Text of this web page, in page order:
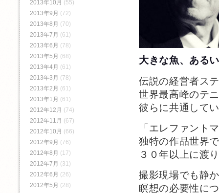
大きな魚、ある
伝説の経営者ス
世界最高峰のテ
彼らに共通して
「エレファント
独特の作品世界
３０年以上に渡
撮影現場でも静
瞑想の必要性に
2013年10月 (55)
2013年9月 (72)
2013年8月 (70)
2013年7月 (61)
2013年6月 (78)
2013年5月 (68)
2013年4月 (61)
2013年3月 (78)
2013年2月 (61)
2013年1月 (61)
2012年12月 (74)
2012年11月 (67)
2012年10月 (66)
2012年9月 (76)
2012年8月 (17)
2012年7月 (31)
2012年6月 (26)
2012年5月 (28)